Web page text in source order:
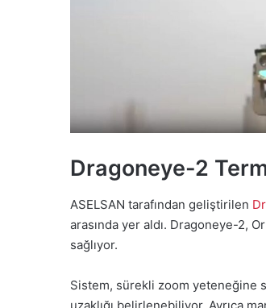
Dragoneye-2
ASELSAN tarafından geliştirilen
arasında yer aldı. Dragoneye-2,
sağlıyor.
Sistem, sürekli zoom yeteneğine